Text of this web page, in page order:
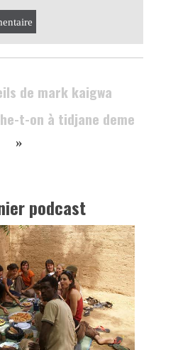
de mark kaigwa
t-on à tidjane deme
»
podcast